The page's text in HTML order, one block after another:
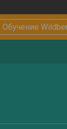
Обучение